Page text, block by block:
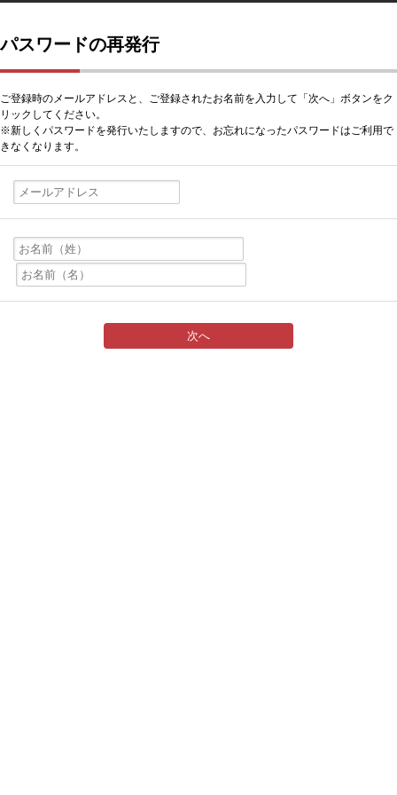
パスワードの再発行
ご登録時のメールアドレスと、ご登録されたお名前を入力して「次へ」ボタンをク
リックしてください。
※新しくパスワードを発行いたしますので、お忘れになったパスワードはご利用で
きなくなります。
次へ